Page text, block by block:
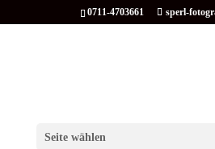
0711-4703661 sperl-
Seite wählen